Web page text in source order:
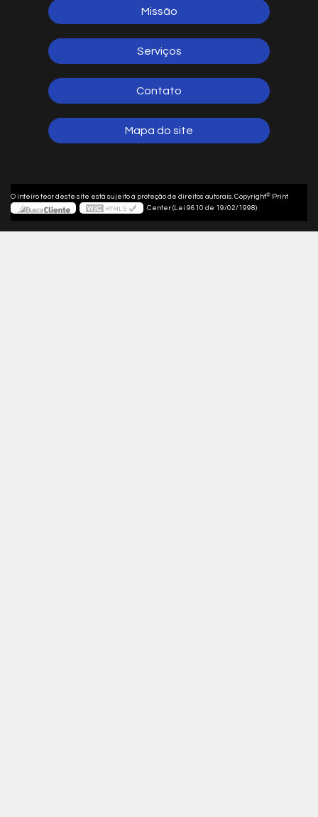
Missão
Serviços
Contato
Mapa do site
O inteiro teor deste site está sujeito à proteção de direitos autorais. Copyright© Print
Center (Lei 9610 de 19/02/1998)